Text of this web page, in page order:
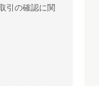
引の確認に関